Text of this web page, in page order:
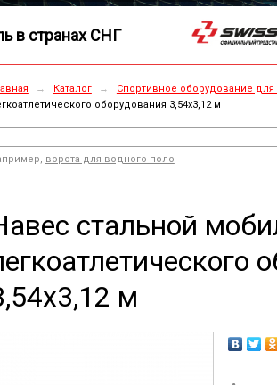
в странах СНГ
→ Каталог → Спортивное оборудование для
оборудования 3,54х3,12 м
ворота для водного поло
стальной
м